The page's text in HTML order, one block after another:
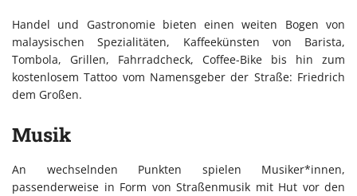
Handel und Gastronomie bieten einen weiten Bogen von
malaysischen Spezialitäten, Kaffeekünsten von Barista,
Tombola, Grillen, Fahrradcheck, Coffee-Bike bis hin zum
kostenlosem Tattoo vom Namensgeber der Straße: Friedrich
dem Großen.
Musik
An wechselnden Punkten spielen Musiker*innen,
passenderweise in Form von Straßenmusik mit Hut vor den